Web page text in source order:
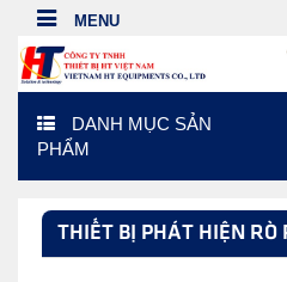
DANH MỤC SẢN
PHẨM
THIẾT BỊ PHÁT HIỆN RÒ